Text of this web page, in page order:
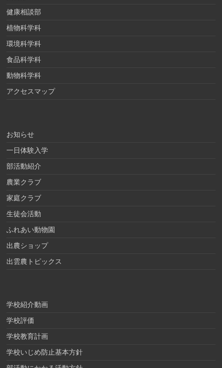
健康相談部
植物科学科
環境科学科
食品科学科
動物科学科
アクセスマップ
お知らせ
一日体験入学
部活動紹介
農業クラブ
家庭クラブ
生徒会活動
ふれあい動物園
出農ショップ
出雲農トピックス
学校紹介動画
学校評価
学校教育計画
学校いじめ防止基本方針